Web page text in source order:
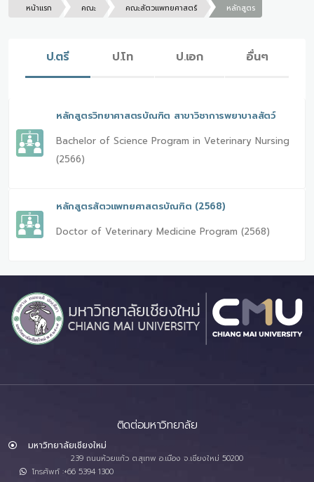
หน้าแรก คณะ คณะสัตวแพทยศาสตร์ หลักสูตร
ป.ตรี ป.โท ป.เอก อื่นๆ
หลักสูตรวิทยาศาสตรบัณฑิต สาขาวิชาการพยาบาลสัตว์
Bachelor of Science Program in Veterinary Nursing
(2566)
หลักสูตรสัตวแพทยศาสตรบัณฑิต (2568)
Doctor of Veterinary Medicine Program (2568)
ติดต่อมหาวิทยาลัย
มหาวิทยาลัยเชียงใหม่
239 ถนนห้วยแก้ว ต.สุเทพ อ.เมือง จ.เชียงใหม่ 50200
โทรศัพท์ :+66 5394 1300